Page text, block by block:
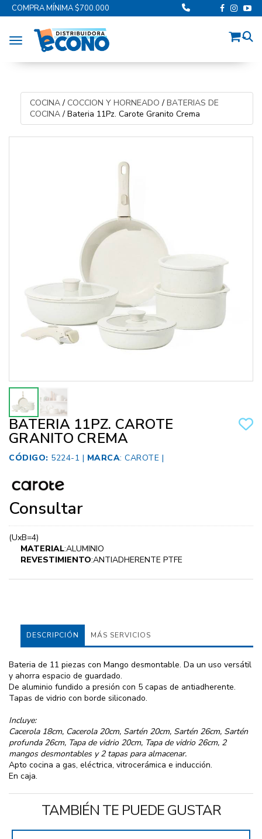
COMPRA MÍNIMA $700.000
Toggle navigation
COCINA/ COCCION Y HORNEADO / BATERIAS DE
COCINA / Bateria 11Pz. Carote Granito Crema
BATERIA 11PZ. CAROTE
GRANITO CREMA
CÓDIGO: 5224-1 | MARCA: CAROTE |
Consultar
(UxB=4)
MATERIAL:ALUMINIO
REVESTIMIENTO:ANTIADHERENTE PTFE
DESCRIPCIÓN MÁS SERVICIOS
Bateria de 11 piezas con Mango desmontable. Da un uso versátil
y ahorra espacio de guardado.
De aluminio fundido a presión con 5 capas de antiadherente.
Tapas de vidrio con borde siliconado.
Incluye:
Cacerola 18cm, Cacerola 20cm, Sartén 20cm, Sartén 26cm, Sartén
profunda 26cm, Tapa de vidrio 20cm, Tapa de vidrio 26cm, 2
mangos desmontables y 2 tapas para almacenar.
Apto cocina a gas, eléctrica, vitrocerámica e inducción.
En caja.
TAMBIÉN TE PUEDE GUSTAR